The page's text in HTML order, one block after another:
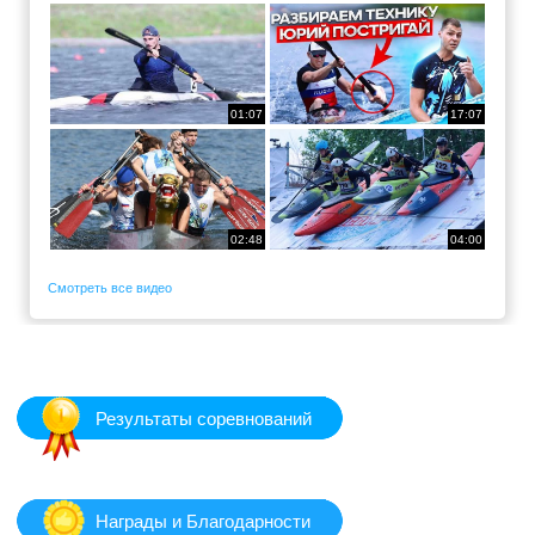
01:07 17:07
02:48 04:00
Смотреть все видео
Результаты соревнований
Награды и Благодарности